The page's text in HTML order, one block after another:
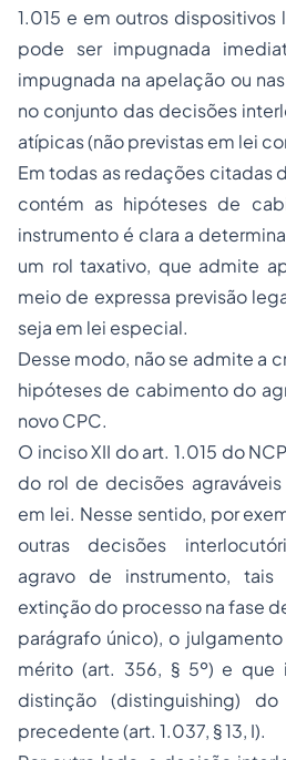
1.015 e em outros dispositivos
pode ser impugnada
impugnada na apelação ou
no conjunto das decisões
atípicas (não previstas em lei
Em todas as redações citadas
contém as hipóteses de
instrumento é clara a
um rol taxativo, que admite
meio de expressa previsão
seja em lei especial.
Desse modo, não se admite a
hipóteses de cabimento do
novo CPC.
O inciso XII do art. 1.015 do
do rol de decisões
em lei. Nesse sentido, por
outras decisões
agravo de instrumento,
extinção do processo na fase
parágrafo único), o
mérito (art. 356, § 5º) e
distinção (distinguishing)
precedente (art. 1.037, § 13, I).